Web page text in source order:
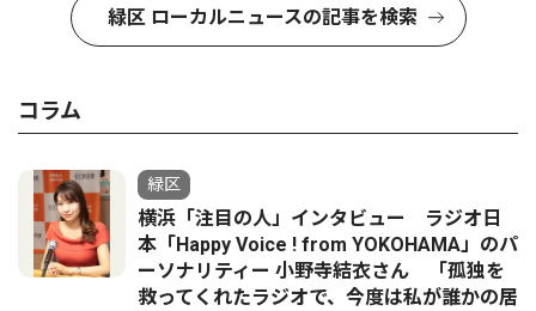
緑区 ローカルニュースの記事を検索
コラム
緑区
横浜「注目の人」インタビュー ラジオ日
本「Happy Voice ! from YOKOHAMA」のパ
ーソナリティー 小野寺結衣さん 「孤独を
救ってくれたラジオで、今度は私が誰かの居